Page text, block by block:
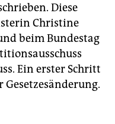
Diese
Christine
beim Bundestag
Ein erster Schritt